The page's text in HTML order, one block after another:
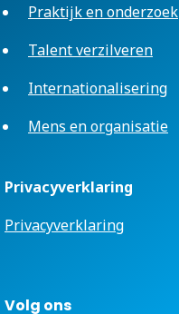
Praktijk en onderzoek
Talent verzilveren
Internationalisering
Mens en organisatie
Privacyverklaring
Privacyverklaring
Volg ons